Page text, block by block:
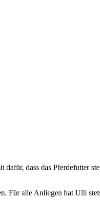
dass das Pferdefutter
Für alle Anliegen hat Ulli